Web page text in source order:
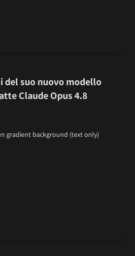
del suo nuovo modello
Claude Opus 4.8